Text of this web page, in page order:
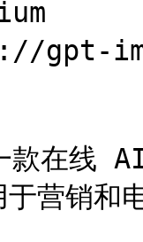
gpt-
在线
营销和